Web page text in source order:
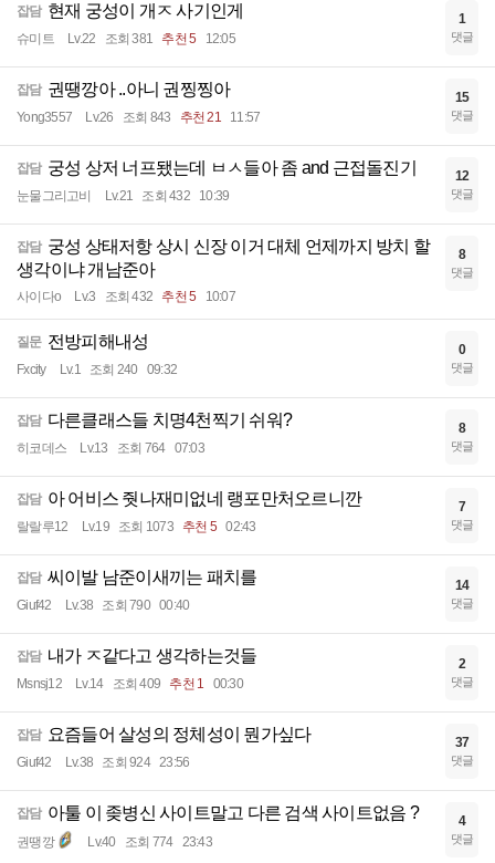
잡담 현재 궁성이 개ㅈ 사기인게
슈미트 Lv.22 조회 381 추천 5 12:05
1
댓글
잡담 권땡깡아 ..아니 권찡찡아
Yong3557 Lv.26 조회 843 추천 21 11:57
15
댓글
잡담 궁성 상저 너프됐는데 ㅂㅅ들아 좀 and 근접돌진기
눈물그리고비 Lv.21 조회 432 10:39
12
댓글
잡담 궁성 상태저항 상시 신장 이거 대체 언제까지 방치 할
생각이냐 개남준아
사이다o Lv.3 조회 432 추천 5 10:07
8
댓글
질문 전방피해내성
Fxcity Lv.1 조회 240 09:32
0
댓글
잡담 다른클래스들 치명4천찍기 쉬워?
히코데스 Lv.13 조회 764 07:03
8
댓글
잡담 아 어비스 줫나재미없네 랭포만처오르니깐
랄랄루12 Lv.19 조회 1073 추천 5 02:43
7
댓글
잡담 씨이발 남준이새끼는 패치를
Giuf42 Lv.38 조회 790 00:40
14
댓글
잡담 내가 ㅈ같다고 생각하는것들
Msnsj12 Lv.14 조회 409 추천 1 00:30
2
댓글
잡담 요즘들어 살성의 정체성이 뭔가싶다
Giuf42 Lv.38 조회 924 23:56
37
댓글
잡담 아툴 이 좆병신 사이트말고 다른 검색 사이트없음 ?
권땡깡 Lv.40 조회 774 23:43
4
댓글